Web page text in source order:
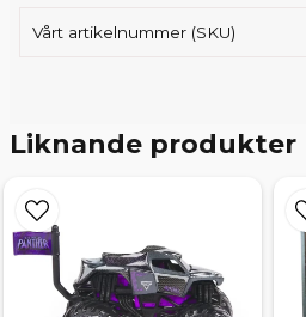
Vårt artikelnummer (SKU)
Liknande produkter